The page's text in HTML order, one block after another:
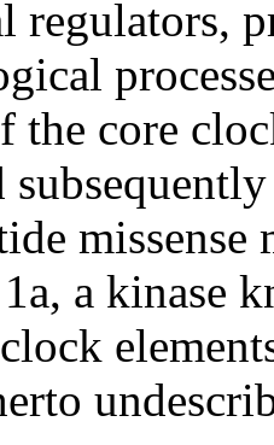
regulators,
core
1a, a kinase